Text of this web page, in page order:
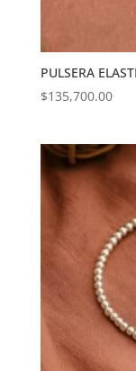
PULSERA
$135,700.00